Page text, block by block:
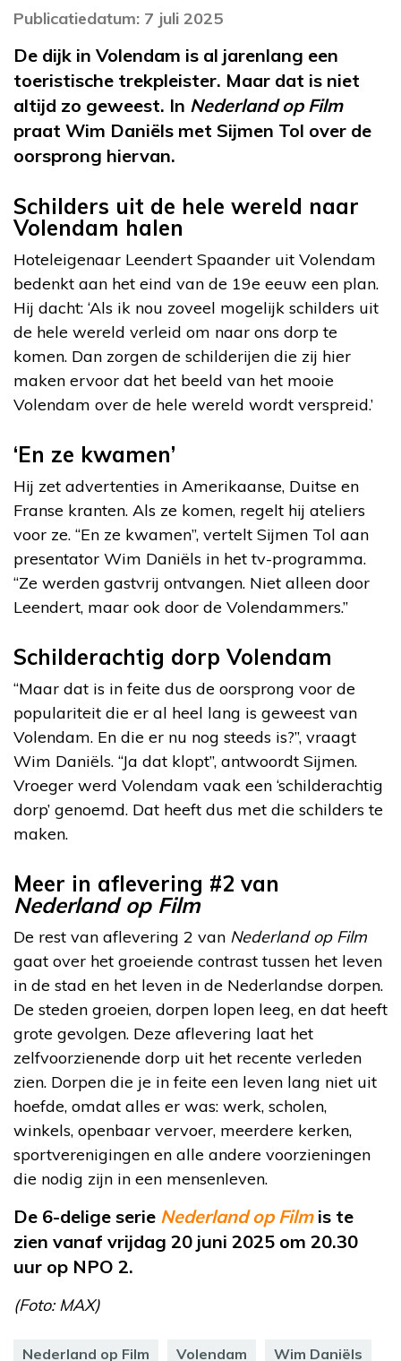
Publicatiedatum: 7 juli 2025
De dijk in Volendam is al jarenlang een
toeristische trekpleister. Maar dat is niet
altijd zo geweest. In Nederland op Film
praat Wim Daniëls met Sijmen Tol over de
oorsprong hiervan.
Schilders uit de hele wereld naar
Volendam halen
Hoteleigenaar Leendert Spaander uit Volendam
bedenkt aan het eind van de 19e eeuw een plan.
Hij dacht: ‘Als ik nou zoveel mogelijk schilders uit
de hele wereld verleid om naar ons dorp te
komen. Dan zorgen de schilderijen die zij hier
maken ervoor dat het beeld van het mooie
Volendam over de hele wereld wordt verspreid.’
‘En ze kwamen’
Hij zet advertenties in Amerikaanse, Duitse en
Franse kranten. Als ze komen, regelt hij ateliers
voor ze. “En ze kwamen”, vertelt Sijmen Tol aan
presentator Wim Daniëls in het tv-programma.
“Ze werden gastvrij ontvangen. Niet alleen door
Leendert, maar ook door de Volendammers.”
Schilderachtig dorp Volendam
“Maar dat is in feite dus de oorsprong voor de
populariteit die er al heel lang is geweest van
Volendam. En die er nu nog steeds is?”, vraagt
Wim Daniëls. “Ja dat klopt”, antwoordt Sijmen.
Vroeger werd Volendam vaak een ‘schilderachtig
dorp’ genoemd. Dat heeft dus met die schilders te
maken.
Meer in aflevering #2 van
Nederland op Film
De rest van aflevering 2 van Nederland op Film
gaat over het groeiende contrast tussen het leven
in de stad en het leven in de Nederlandse dorpen.
De steden groeien, dorpen lopen leeg, en dat heeft
grote gevolgen. Deze aflevering laat het
zelfvoorzienende dorp uit het recente verleden
zien. Dorpen die je in feite een leven lang niet uit
hoefde, omdat alles er was: werk, scholen,
winkels, openbaar vervoer, meerdere kerken,
sportverenigingen en alle andere voorzieningen
die nodig zijn in een mensenleven.
De 6-delige serie Nederland op Filmis te
zien vanaf vrijdag 20 juni 2025 om 20.30
uur op NPO 2.
(Foto: MAX)
Nederland op Film Volendam Wim Daniëls